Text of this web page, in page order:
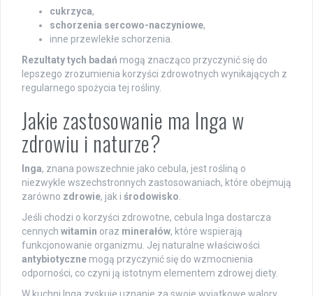
cukrzyca,
schorzenia sercowo-naczyniowe,
inne przewlekłe schorzenia.
Rezultaty tych badań mogą znacząco przyczynić się do
lepszego zrozumienia korzyści zdrowotnych wynikających z
regularnego spożycia tej rośliny.
Jakie zastosowanie ma Inga w
zdrowiu i naturze?
Inga, znana powszechnie jako cebula, jest rośliną o
niezwykle wszechstronnych zastosowaniach, które obejmują
zarówno zdrowie, jak i środowisko
Jeśli chodzi o korzyści zdrowotne, cebula Inga dostarcza
cennych witamin oraz minerałów, które wspierają
funkcjonowanie organizmu. Jej naturalne właściwości
antybiotyczne mogą przyczynić się do wzmocnienia
odporności, co czyni ją istotnym elementem zdrowej diety.